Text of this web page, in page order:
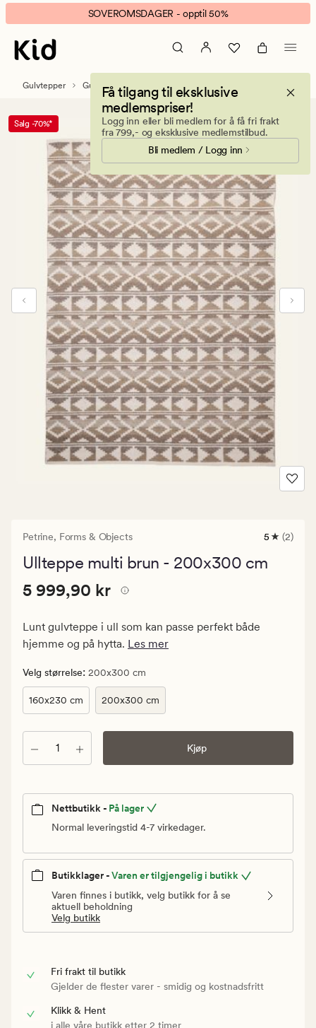
Petrine
ullteppe
multi
brun
banner.
Klikk
ESCAPE
pause.
SOVEROMSDAGER - opptil 50%
Få tilgang til eksklusive
medlemspriser!
Logg inn eller bli medlem for å få fri frakt
fra 799,- og eksklusive medlemstilbud.
Bli medlem / Logg inn
Gulvtepper Gulvtepper i ull
Salg -70%*
Petrine, Forms & Objects
2
med
5 (2)
Ullteppe multi brun - 200x300 cm
Pris
kr.
Vanlig
pris
5
999,90
Pris 5 999,90 kr
5 999,90 kr
Lunt gulvteppe i ull som kan passe perfekt både
hjemme og på hytta. Les mer
Velg størrelse: 200x300 cm
160x230 cm 200x300 cm
Antall Kjøp
Nettbutikk - På lager
Normal leveringstid 4-7 virkedager.
Butikklager -Varen er tilgjengelig i butikk
Varen finnes i butikk, velg butikk for å se
aktuell beholdning
Velg butikk
Fri frakt til butikk
Gjelder de flester varer - smidig og kostnadsfritt
Klikk & Hent
i alle våre butikk etter 2 timer